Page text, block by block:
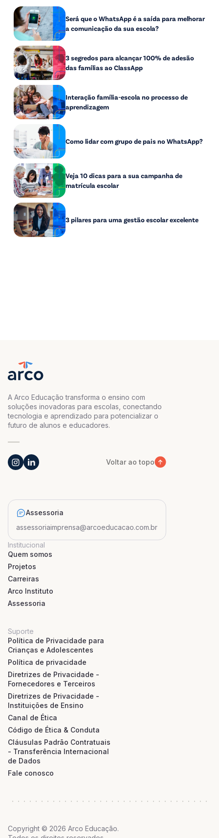
Será que o WhatsApp é a saída para melhorar
a comunicação da sua escola?
3 segredos para alcançar 100% de adesão
das famílias ao ClassApp
Interação família-escola no processo de
aprendizagem
Como lidar com grupo de pais no WhatsApp?
Veja 10 dicas para a sua campanha de
matrícula escolar
3 pilares para uma gestão escolar excelente
A Arco Educação transforma o ensino com
soluções inovadoras para escolas, conectando
tecnologia e aprendizado para potencializar o
futuro de alunos e educadores.
Voltar ao topo
Assessoria
assessoriaimprensa@arcoeducacao.com.br
Institucional
Quem somos
Projetos
Carreiras
Arco Instituto
Assessoria
Suporte
Política de Privacidade para
Crianças e Adolescentes
Política de privacidade
Diretrizes de Privacidade -
Fornecedores e Terceiros
Diretrizes de Privacidade -
Instituições de Ensino
Canal de Ética
Código de Ética & Conduta
Cláusulas Padrão Contratuais
- Transferência Internacional
de Dados
Fale conosco
Copyright © 2026 Arco Educação.